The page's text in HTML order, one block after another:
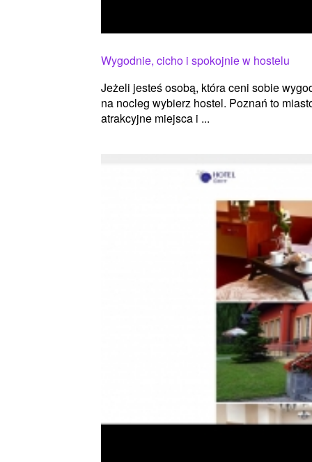
Wygodnie, cicho i spokojnie w hostelu
Jeżeli jesteś osobą, która ceni sobie
na nocleg wybierz hostel. Poznań to
atrakcyjne miejsca i ...